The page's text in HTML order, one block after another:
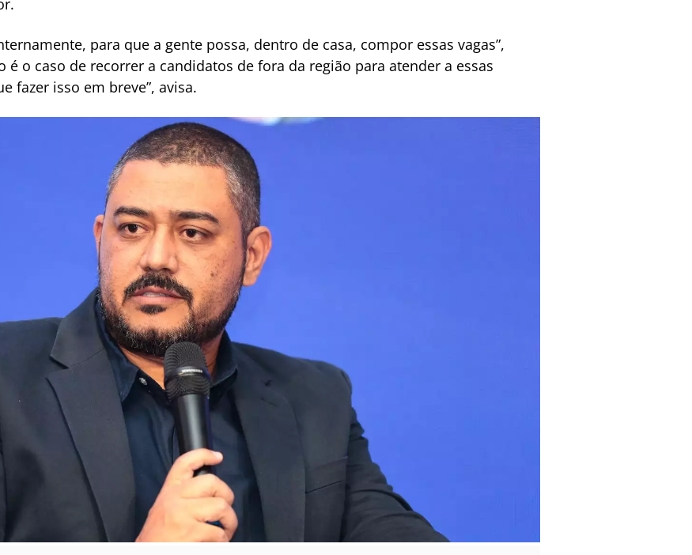
para que a gente possa, dentro de casa, compor essas vagas”,
é o caso de recorrer a candidatos de fora da região para atender a essas
fazer isso em breve”, avisa.